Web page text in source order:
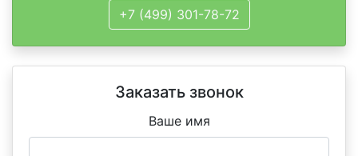
+7 (499) 301-78-72
Заказать звонок
Ваше имя